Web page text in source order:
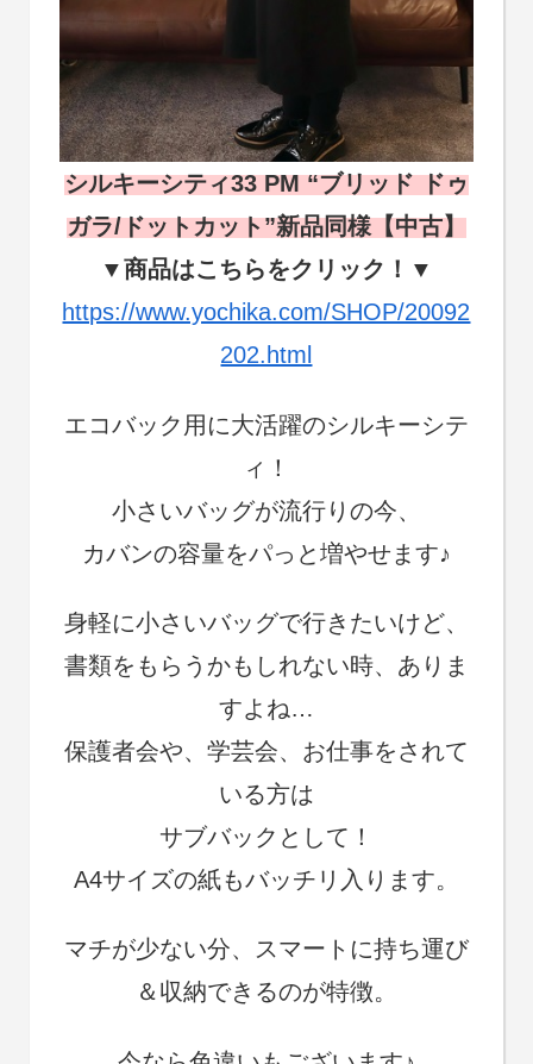
シルキーシティ33 PM “ブリッド ドゥ
ガラ/ドットカット”新品同様【中古】
▼商品はこちらをクリック！▼
https://www.yochika.com/SHOP/20092
202.html
エコバック用に大活躍のシルキーシテ
ィ！
小さいバッグが流行りの今、
カバンの容量をパっと増やせます♪
身軽に小さいバッグで行きたいけど、
書類をもらうかもしれない時、ありま
すよね…
保護者会や、学芸会、お仕事をされて
いる方は
サブバックとして！
A4サイズの紙もバッチリ入ります。
マチが少ない分、スマートに持ち運び
＆収納できるのが特徴。